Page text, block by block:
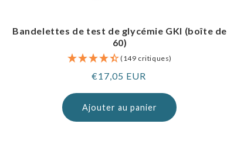
Bandelettes de test de glycémie GKI (boîte de
60)
(149 critiques)
Prix
€17,05 EUR
Ajouter au panier